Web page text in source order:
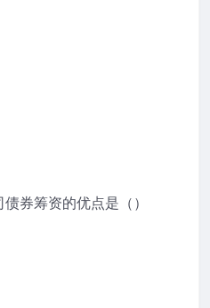
券筹资的优点是（）